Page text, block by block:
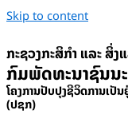
Skip to content
ກະຊວງກະສິກຳ ແລະ ສິ່
ກົມພັດທະນາຊົນນ
ໂຄງການປັບປຸງຊີວິດການເປັ
(ປຊກ)